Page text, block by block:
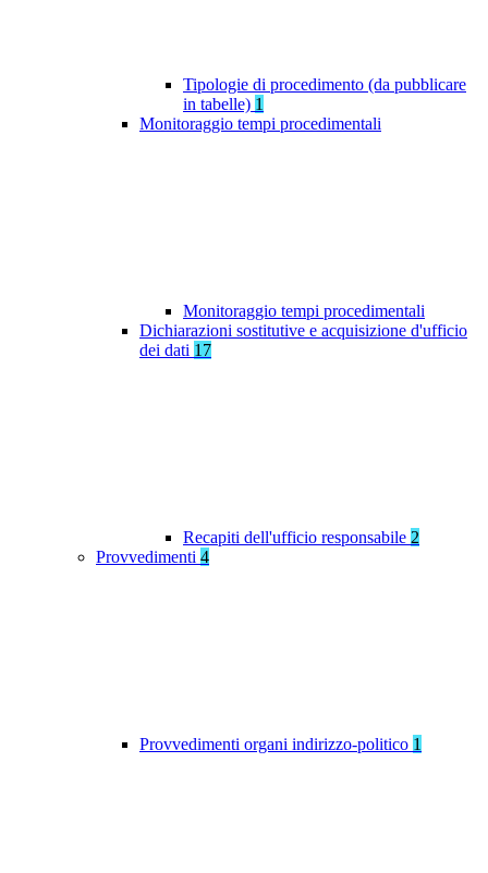
Tipologie di procedimento (da pubblicare
in tabelle) 1
Monitoraggio tempi procedimentali
Monitoraggio tempi procedimentali
Dichiarazioni sostitutive e acquisizione d'ufficio
dei dati 17
Recapiti dell'ufficio responsabile 2
Provvedimenti 4
Provvedimenti organi indirizzo-politico 1